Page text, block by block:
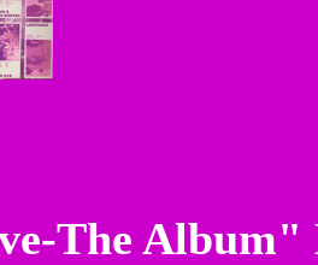
The Album"